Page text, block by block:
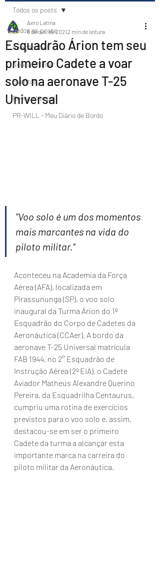
Todos os posts
Aviação Civil
Aviação Militar
Eventos
Revista Virtual
PR-WILL - Meu Diário de Bordo
Todos os posts
Esquadrão Árion tem seu
primeiro Cadete a voar
solo na aeronave T-25
Universal
Aero Latina
6 de out. de 20212 min de leitura
"Voo solo é um dos momentos
mais marcantes na vida do
piloto militar."
Aconteceu na Academia da Força
Aérea (AFA), localizada em
Pirassununga (SP), o voo solo
inaugural da Turma Árion do 1º
Esquadrão do Corpo de Cadetes da
Aeronáutica (CCAer). A bordo da
aeronave T-25 Universal matrícula
FAB 1944, no 2° Esquadrão de
Instrução Aérea (2º EIA), o Cadete
Aviador Matheus Alexandre Querino
Pereira, da Esquadrilha Centaurus,
cumpriu uma rotina de exercícios
previstos para o voo solo e, assim,
destacou-se em ser o primeiro
Cadete da turma a alcançar esta
importante marca na carreira do
piloto militar da Aeronáutica.